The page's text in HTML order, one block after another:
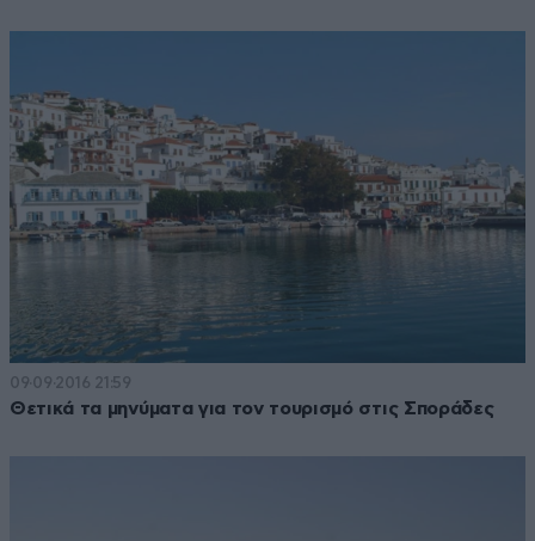
09·09·2016 21:59
Θετικά τα μηνύματα για τον τουρισμό στις Σποράδες